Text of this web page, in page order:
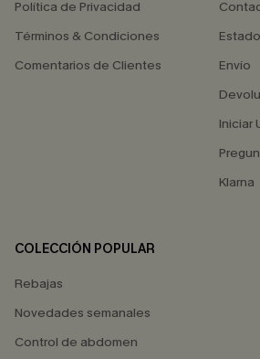
Política de Privacidad
Términos & Condiciones
Comentarios de Clientes
Envío
Iniciar
Klarna
COLECCIÓN POPULAR
Rebajas
Novedades semanales
Control de abdomen